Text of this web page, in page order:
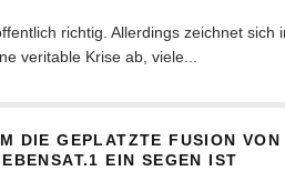
richtig. Allerdings zeichnet sich
veritable Krise ab, viele
DIE GEPLATZTE FUSION VON
EIN SEGEN IST